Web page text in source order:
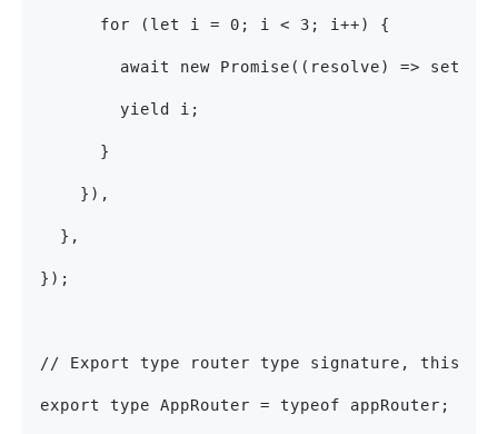
      for (let i = 0; i < 3; i++) {
await new Promise((resolve) =>
        yield i;
      }
    }),
  },
});
// Export type router type signature, this is
export type AppRouter = typeof appRouter;